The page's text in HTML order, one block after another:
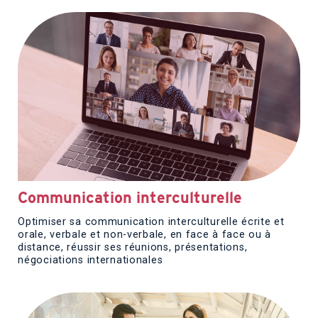
Communication interculturelle
Optimiser sa communication interculturelle écrite et
orale, verbale et non-verbale, en face à face ou à
distance, réussir ses réunions, présentations,
négociations internationales